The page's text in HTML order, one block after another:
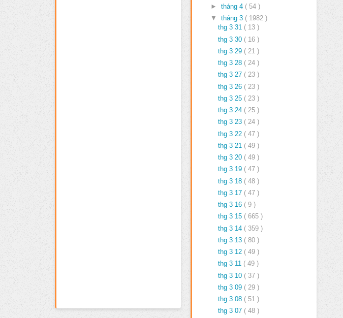
► tháng 4 ( 54 )
▼ tháng 3 ( 1982 )
thg 3 31 ( 13 )
thg 3 30 ( 16 )
thg 3 29 ( 21 )
thg 3 28 ( 24 )
thg 3 27 ( 23 )
thg 3 26 ( 23 )
thg 3 25 ( 23 )
thg 3 24 ( 25 )
thg 3 23 ( 24 )
thg 3 22 ( 47 )
thg 3 21 ( 49 )
thg 3 20 ( 49 )
thg 3 19 ( 47 )
thg 3 18 ( 48 )
thg 3 17 ( 47 )
thg 3 16 ( 9 )
thg 3 15 ( 665 )
thg 3 14 ( 359 )
thg 3 13 ( 80 )
thg 3 12 ( 49 )
thg 3 11 ( 49 )
thg 3 10 ( 37 )
thg 3 09 ( 29 )
thg 3 08 ( 51 )
thg 3 07 ( 48 )